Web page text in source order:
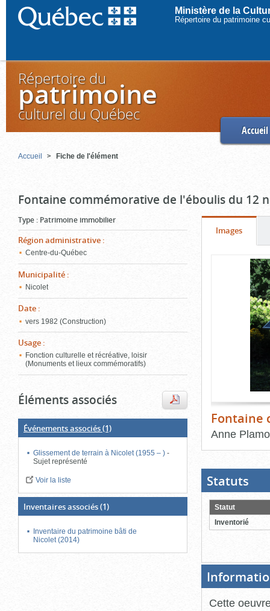
Ministère de la
Répertoire du patrimoine
Répertoire du
patrimoine
culturel du Québec
Accueil
Accueil Fiche de l'élément
Fontaine commémorative de l'éboulis du 12
Type : Patrimoine immobilier
Région administrative :
Centre-du-Québec
Municipalité :
Nicolet
Date :
vers 1982 (Construction)
Usage :
Fonction culturelle et récréative, loisir
(Monuments et lieux commémoratifs)
Éléments associés
Événements associés(1)
Glissement de terrain à Nicolet (1955 – )-
Sujet représenté
Voir la liste
Inventaires associés(1)
Inventaire du patrimoine bâti de
Nicolet (2014)
Onglet
Images(cliquer
pour
voir
Contenu
l'onglet
Fontaine
Anne
bloc
d'onglets
Statuts
pour
Statut
Inventorié
Cette